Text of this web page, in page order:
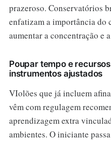
prazeroso. Conservatórios
enfatizam a importância do
aumentar a concentração e
Poupar tempo e
instrumentos ajustados
VIolões que já incluem
vêm com regulagem
aprendizagem extra
ambientes. O iniciante